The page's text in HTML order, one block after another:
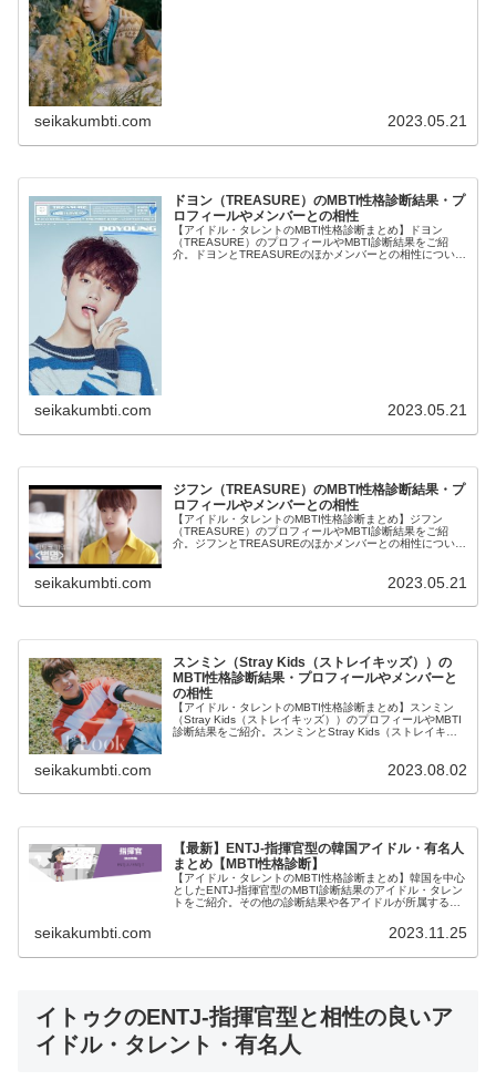
seikakumbti.com 2023.05.21
ドヨン（TREASURE）のMBTI性格診断結果・プ
ロフィールやメンバーとの相性
【アイドル・タレントのMBTI性格診断まとめ】ドヨン
（TREASURE）のプロフィールやMBTI診断結果をご紹
介。ドヨンとTREASUREのほかメンバーとの相性について
seikakumbti.com 2023.05.21
ジフン（TREASURE）のMBTI性格診断結果・プ
ロフィールやメンバーとの相性
【アイドル・タレントのMBTI性格診断まとめ】ジフン
（TREASURE）のプロフィールやMBTI診断結果をご紹
介。ジフンとTREASUREのほかメンバーとの相性について
seikakumbti.com 2023.05.21
スンミン（Stray Kids（ストレイキッズ））の
MBTI性格診断結果・プロフィールやメンバーと
の相性
【アイドル・タレントのMBTI性格診断まとめ】スンミン
（Stray Kids（ストレイキッズ））のプロフィールやMBTI
診断結果をご紹介。スンミンとStray Kids（ストレイキッ
seikakumbti.com 2023.08.02
【最新】ENTJ-指揮官型の韓国アイドル・有名人
まとめ【MBTI性格診断】
【アイドル・タレントのMBTI性格診断まとめ】韓国を中心
としたENTJ-指揮官型のMBTI診断結果のアイドル・タレン
トをご紹介。その他の診断結果や各アイドルが所属するグ
seikakumbti.com 2023.11.25
イトゥクのENTJ-指揮官型と相性の良いア
イドル・タレント・有名人